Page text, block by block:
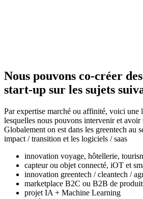
Nous pouvons co-créer
start-up sur les sujets
Par expertise marché ou affinité, voici une
lesquelles nous pouvons intervenir et avoir
Globalement on est dans les greentech au
impact / transition et les logiciels / saas
innovation voyage, hôtellerie,
capteur ou objet connecté, iOT et
innovation greentech / cleantech /
marketplace B2C ou B2B de
projet IA + Machine Learning